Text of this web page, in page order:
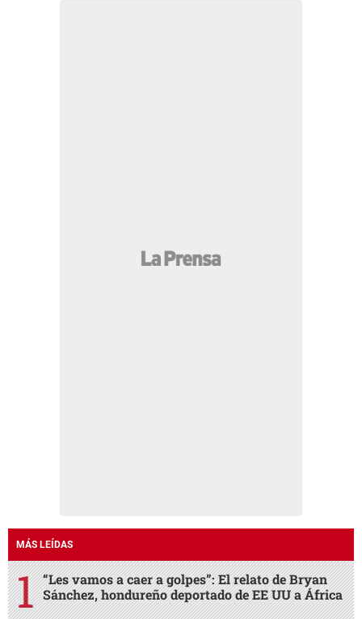
MÁS LEÍDAS
“Les vamos a caer a golpes”: El relato de Bryan
Sánchez, hondureño deportado de EE UU a África